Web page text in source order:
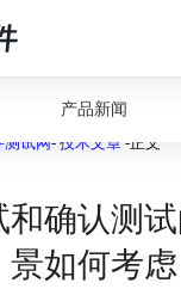
产品新闻
测试网- 技术文章 -正文
和确认测
景如何考虑